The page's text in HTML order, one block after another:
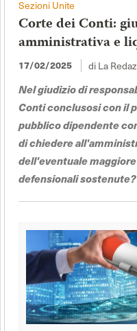
Sezioni Unite
Corte dei Conti:
amministrativa e
17/02/2025 di La
Nel giudizio di
Conti conclusosi con il
pubblico dipendente
di chiedere
dell'eventuale
defensionali sostenute?